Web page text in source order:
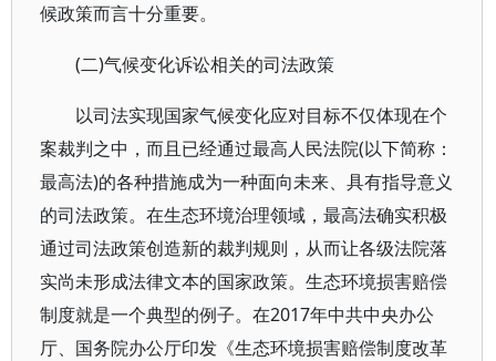
候政策而言十分重要。
(二)气候变化诉讼相关的司法政策
以司法实现国家气候变化应对目标不仅体现在个
案裁判之中，而且已经通过最高人民法院(以下简称：
最高法)的各种措施成为一种面向未来、具有指导意义
的司法政策。在生态环境治理领域，最高法确实积极
通过司法政策创造新的裁判规则，从而让各级法院落
实尚未形成法律文本的国家政策。生态环境损害赔偿
制度就是一个典型的例子。在2017年中共中央办公
厅、国务院办公厅印发《生态环境损害赔偿制度改革